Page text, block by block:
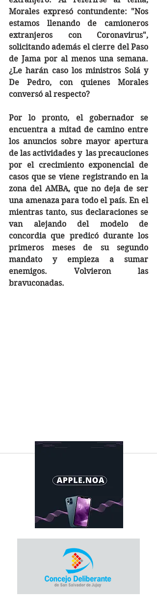
Morales expresó contundente: "Nos
estamos llenando de camioneros
extranjeros con Coronavirus",
solicitando además el cierre del Paso
de Jama por al menos una semana.
¿Le harán caso los ministros Solá y
De Pedro, con quienes Morales
conversó al respecto?
Por lo pronto, el gobernador se
encuentra a mitad de camino entre
los anuncios sobre mayor apertura
de las actividades y  las precauciones
por el crecimiento exponencial de
casos que se viene registrando en la
zona del AMBA, que no deja de ser
una amenaza para todo el país. En el
mientras tanto, sus declaraciones se
van alejando del modelo de
concordia que predicó durante los
primeros meses de su segundo
mandato y empieza a sumar
enemigos. Volvieron las
bravuconadas.